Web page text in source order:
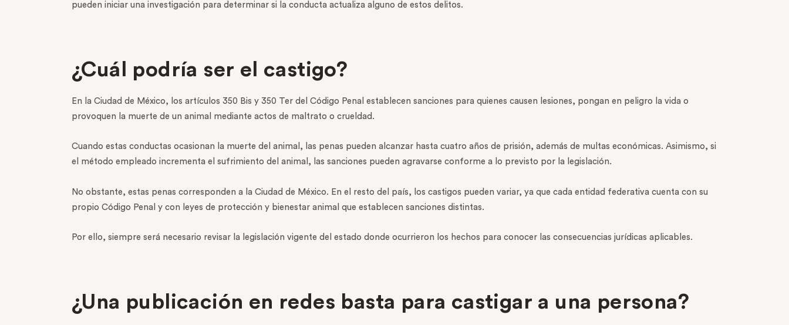
pueden iniciar una investigación para determinar si la conducta actualiza alguno de estos delitos.
¿Cuál podría ser el castigo?
En la Ciudad de México, los artículos 350 Bis y 350 Ter del Código Penal establecen sanciones para quienes causen lesiones, pongan en peligro la vida o
provoquen la muerte de un animal mediante actos de maltrato o crueldad.
Cuando estas conductas ocasionan la muerte del animal, las penas pueden alcanzar hasta cuatro años de prisión, además de multas económicas. Asimismo, si
el método empleado incrementa el sufrimiento del animal, las sanciones pueden agravarse conforme a lo previsto por la legislación.
No obstante, estas penas corresponden a la Ciudad de México. En el resto del país, los castigos pueden variar, ya que cada entidad federativa cuenta con su
propio Código Penal y con leyes de protección y bienestar animal que establecen sanciones distintas.
Por ello, siempre será necesario revisar la legislación vigente del estado donde ocurrieron los hechos para conocer las consecuencias jurídicas aplicables.
¿Una publicación en redes basta para castigar a una persona?